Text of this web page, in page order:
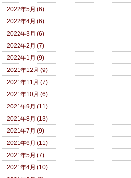
2022年5月 (6)
2022年4月 (6)
2022年3月 (6)
2022年2月 (7)
2022年1月 (9)
2021年12月 (9)
2021年11月 (7)
2021年10月 (6)
2021年9月 (11)
2021年8月 (13)
2021年7月 (9)
2021年6月 (11)
2021年5月 (7)
2021年4月 (10)